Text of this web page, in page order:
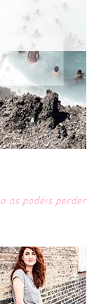
o os podéis perder